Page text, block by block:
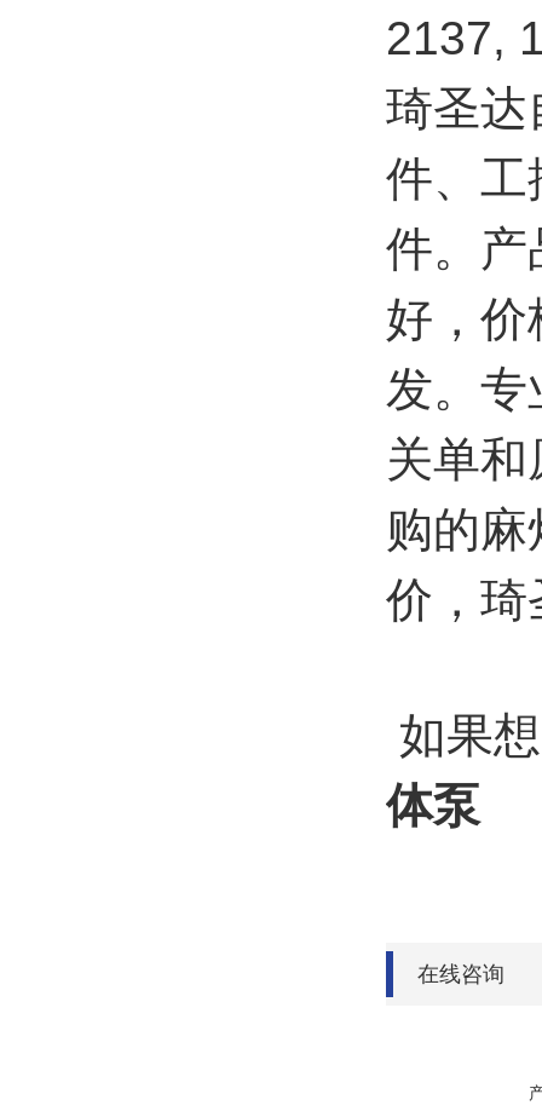
2137,
琦圣达
件、工
件。产
好，价
发。专
关单
购的
价，琦
如果
体泵
在线咨询